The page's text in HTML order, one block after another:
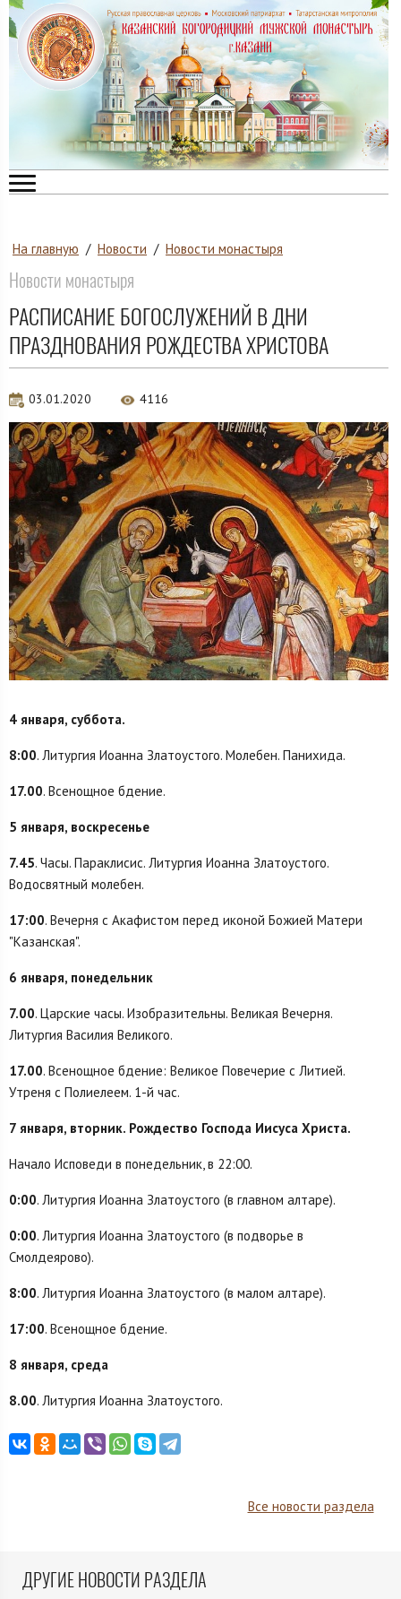
На главную / Новости / Новости монастыря
Новости монастыря
РАСПИСАНИЕ БОГОСЛУЖЕНИЙ В ДНИ
ПРАЗДНОВАНИЯ РОЖДЕСТВА ХРИСТОВА
03.01.2020 4116
4 января, суббота.
8:00. Литургия Иоанна Златоустого. Молебен. Панихида.
17.00. Всенощное бдение.
5 января, воскресенье
7.45. Часы. Параклисис. Литургия Иоанна Златоустого.
Водосвятный молебен.
17:00. Вечерня с Акафистом перед иконой Божией Матери
"Казанская".
6 января, понедельник
7.00. Царские часы. Изобразительны. Великая Вечерня.
Литургия Василия Великого.
17.00. Всенощное бдение: Великое Повечерие с Литией.
Утреня с Полиелеем. 1-й час.
7 января, вторник. Рождество Господа Иисуса Христа.
Начало Исповеди в понедельник, в 22:00.
0:00. Литургия Иоанна Златоустого (в главном алтаре).
0:00. Литургия Иоанна Златоустого (в подворье в
Смолдеярово).
8:00. Литургия Иоанна Златоустого (в малом алтаре).
17:00. Всенощное бдение.
8 января, среда
8.00. Литургия Иоанна Златоустого.
Все новости раздела
ДРУГИЕ НОВОСТИ РАЗДЕЛА